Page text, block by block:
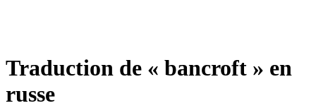
Traduction de « bancroft » en
russe